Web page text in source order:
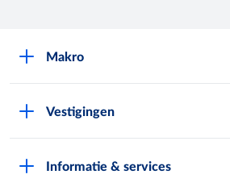
Makro
Vestigingen
Informatie & services